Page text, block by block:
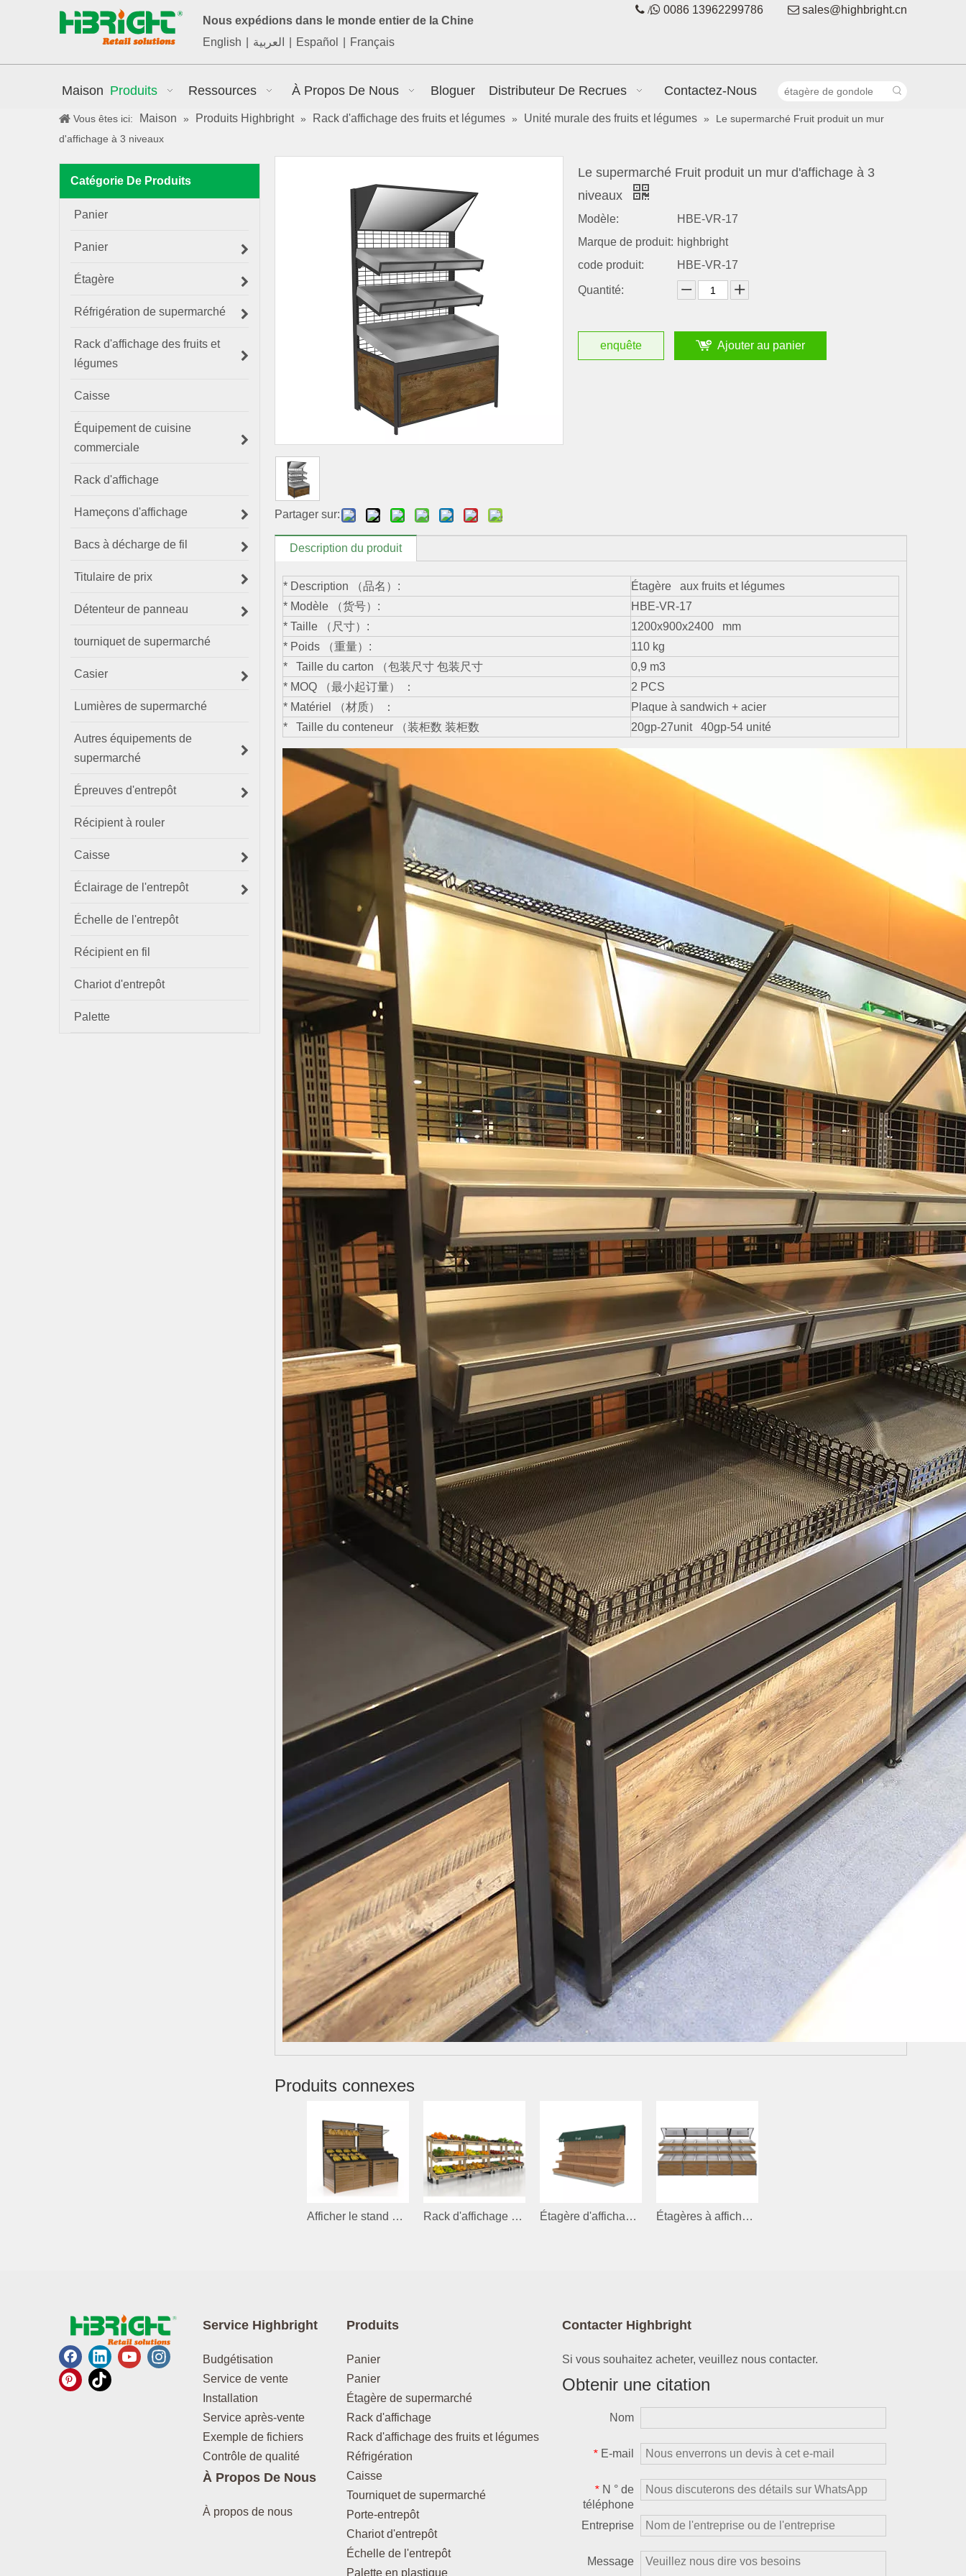
Nous expédions dans le monde entier de la Chine
English
العربية Español Français
 / 0086 13962299786  sales@highbright.cn
Maison Produits Ressources À Propos De Nous Bloguer Distributeur De Recrues Contactez-Nous
Vous êtes ici: Maison » Produits Highbright » Rack d'affichage des fruits et légumes » Unité murale des fruits et légumes »
Le supermarché Fruit produit un mur
d'affichage à 3 niveaux
Catégorie De Produits
Panier
Panier
Étagère
Réfrigération de supermarché
Rack d'affichage des fruits et
légumes
Caisse
Équipement de cuisine
commerciale
Rack d'affichage
Hameçons d'affichage
Bacs à décharge de fil
Titulaire de prix
Détenteur de panneau
tourniquet de supermarché
Casier
Lumières de supermarché
Autres équipements de
supermarché
Épreuves d'entrepôt
Récipient à rouler
Caisse
Éclairage de l'entrepôt
Échelle de l'entrepôt
Récipient en fil
Chariot d'entrepôt
Palette
Partager sur:
Le supermarché Fruit produit un mur d'affichage à 3
niveaux
Modèle:
HBE-VR-17
Marque de produit: highbright
code produit:
HBE-VR-17
Quantité:
enquête Ajouter au panier
Description du produit
* Description （品名）:
Étagère aux fruits et légumes
* Modèle （货号）:
HBE-VR-17
* Taille （尺寸）:
1200x900x2400 mm
* Poids （重量）:
110 kg
* Taille du carton （包装尺寸 包装尺寸
0,9 m3
* MOQ （最小起订量） ：
2 PCS
* Matériel （材质） ：
Plaque à sandwich + acier
* Taille du conteneur （装柜数 装柜数
20gp-27unit 40gp-54 unité
Produits connexes
Afficher le stand de la banane Rack d'affichage en bois pour les fruits et légumes Étagère d'affichage en bois pour les fruits et légumes Étagères à affichage des légumes et des fruits
Service Highbright
Budgétisation
Service de vente
Installation
Service après-vente
Exemple de fichiers
Contrôle de qualité
À Propos De Nous
À propos de nous
Produits
Panier
Panier
Étagère de supermarché
Rack d'affichage
Rack d'affichage des fruits et légumes
Réfrigération
Caisse
Tourniquet de supermarché
Porte-entrepôt
Chariot d'entrepôt
Échelle de l'entrepôt
Palette en plastique
Contacter Highbright
Si vous souhaitez acheter, veuillez nous contacter.
Obtenir une citation
Nom
* E-mail
* N ° de
téléphone
Entreprise
Message